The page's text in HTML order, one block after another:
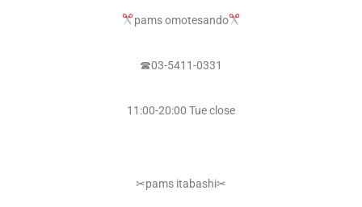
pams omotesando
☎︎03-5411-0331
11:00-20:00 Tue close
✂︎pams itabashi✂︎